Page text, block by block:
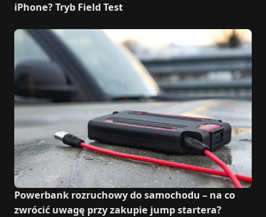
iPhone? Tryb Field Test
Powerbank rozruchowy do samochodu – na co
zwrócić uwagę przy zakupie jump startera?